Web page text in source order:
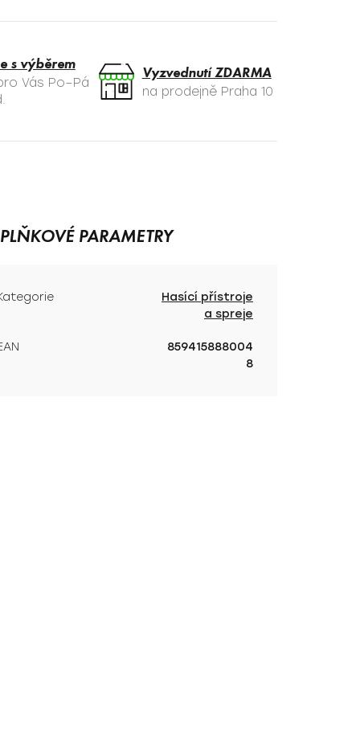
s výběrem
Vás Po–Pá
Vyzvednutí ZDARMA
na prodejně Praha 10
PARAMETRY
Hasící přístroje
a spreje
859415888004
8